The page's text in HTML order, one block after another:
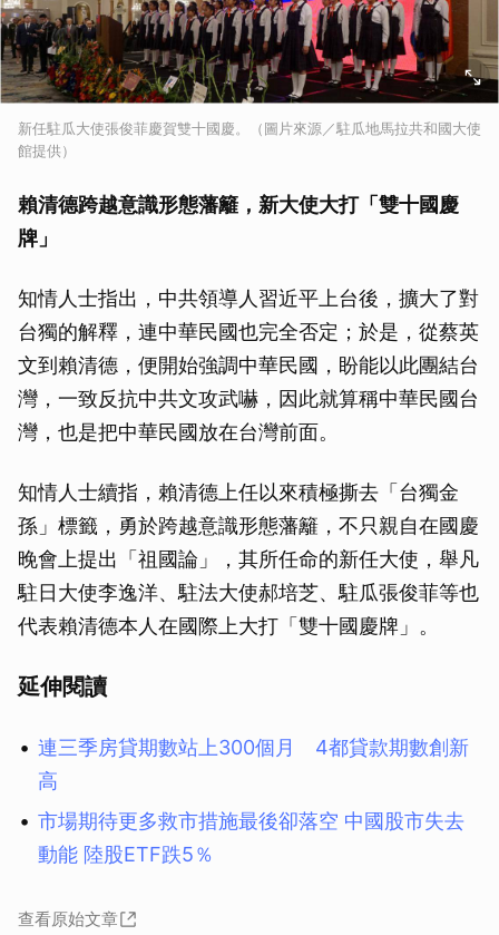
新任駐瓜大使張俊菲慶賀雙十國慶。（圖片來源／駐瓜地馬拉共和國大使
館提供）
賴清德跨越意識形態藩籬，新大使大打「雙十國慶
牌」
知情人士指出，中共領導人習近平上台後，擴大了對
台獨的解釋，連中華民國也完全否定；於是，從蔡英
文到賴清德，便開始強調中華民國，盼能以此團結台
灣，一致反抗中共文攻武嚇，因此就算稱中華民國台
灣，也是把中華民國放在台灣前面。
知情人士續指，賴清德上任以來積極撕去「台獨金
孫」標籤，勇於跨越意識形態藩籬，不只親自在國慶
晚會上提出「祖國論」，其所任命的新任大使，舉凡
駐日大使李逸洋、駐法大使郝培芝、駐瓜張俊菲等也
代表賴清德本人在國際上大打「雙十國慶牌」。
延伸閱讀
連三季房貸期數站上300個月 4都貸款期數創新
高
市場期待更多救市措施最後卻落空 中國股市失去
動能 陸股ETF跌5％
查看原始文章